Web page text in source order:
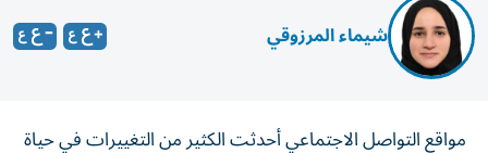
شيماء المرزوقي
مواقع التواصل الاجتماعي أحدثت الكثير من التغييرات في حياة